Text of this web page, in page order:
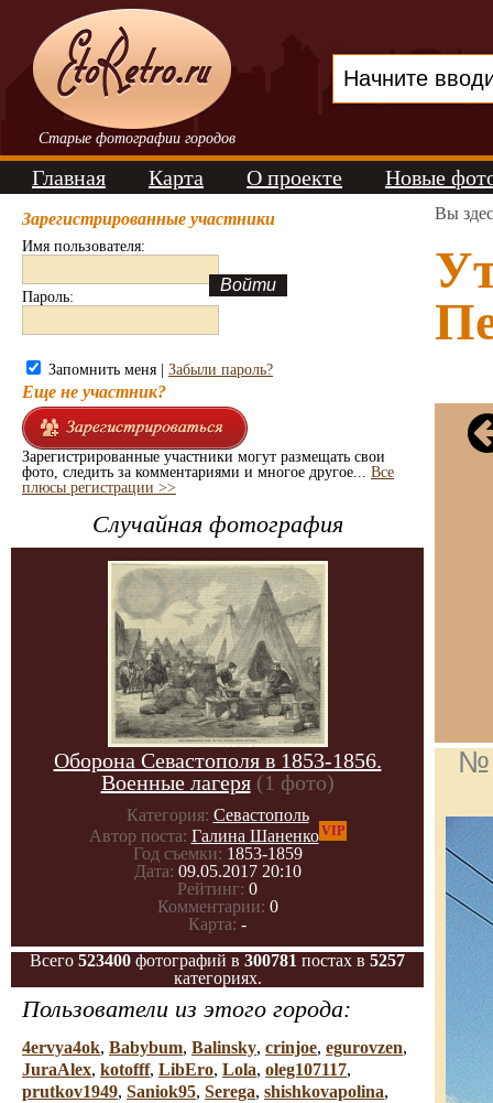
Старые фотографии городов
Главная Карта О проекте Новые
Зарегистрированные участники
Имя пользователя:
Пароль:
Запомнить меня | Забыли пароль?
Еще не участник?
Зарегистрированные участники могут размещать свои
фото, следить за комментариями и многое другое... Все
плюсы регистрации >>
Случайная фотография
Оборона Севастополя в 1853-1856.
Военные лагеря (1 фото)
Категория: Севастополь
Автор поста: Галина ШаненкоVIP
Год съемки: 1853-1859
Дата: 09.05.2017 20:10
Рейтинг: 0
Комментарии: 0
Карта: -
Всего 523400 фотографий в 300781 постах в 5257
категориях.
Пользователи из этого города:
4ervya4ok, Babybum, Balinsky, crinjoe, egurovzen,
JuraAlex, kotofff, LibEro, Lola, oleg107117,
prutkov1949, Saniok95, Serega, shishkovapolina,
Вы
№